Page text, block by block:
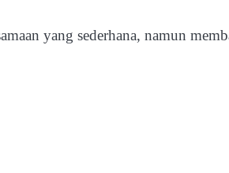
yang sederhana, namun